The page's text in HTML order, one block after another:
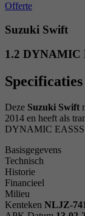
Offerte
Suzuki Swift
1.2 DYNAMIC
Deze Suzuki Swift
2014 en heeft als
DYNAMIC
Basisgegevens
Technisch
Historie
Financieel
Milieu
Kenteken NLJZ-